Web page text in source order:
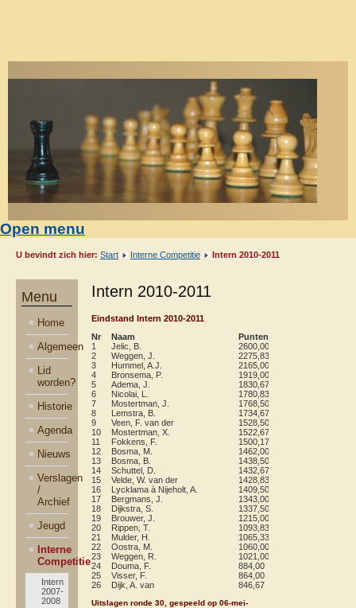
Open menu
U bevindt zich hier: Start Interne Competitie Intern 2010-2011
Menu
Home
Algemeen
Lid
worden?
Historie
Agenda
Nieuws
Verslagen
/
Archief
Jeugd
Interne
Competitie
Intern
2007-
2008
Intern 2010-2011
Eindstand Intern 2010-2011
Nr
Naam Punten
1
Jelic, B. 2600,00
2
Weggen, J. 2275,83
3
Hummel, A.J. 2165,00
4
Bronsema, P. 1919,00
5
Adema, J. 1830,67
6
Nicolai, L. 1780,83
7
Mostertman, J. 1768,50
8
Lemstra, B. 1734,67
9
Veen, F. van der 1528,50
10
Mostertman, X. 1522,67
11
Fokkens, F. 1500,17
12
Bosma, M. 1462,00
13
Bosma, B. 1438,50
14
Schuttel, D. 1432,67
15
Velde, W. van der 1428,83
16
Lycklama à Nijeholt, A. 1409,50
17
Bergmans, J. 1343,00
18
Dijkstra, S. 1337,50
19
Brouwer, J. 1215,00
20
Rippen, T. 1093,83
21
Mulder, H. 1065,33
22
Oostra, M. 1060,00
23
Weggen, R. 1021,00
24
Douma, F. 884,00
25
Visser, F. 864,00
26
Dijk, A. van 846,67
Uitslagen ronde 30, gespeeld op 06-mei-